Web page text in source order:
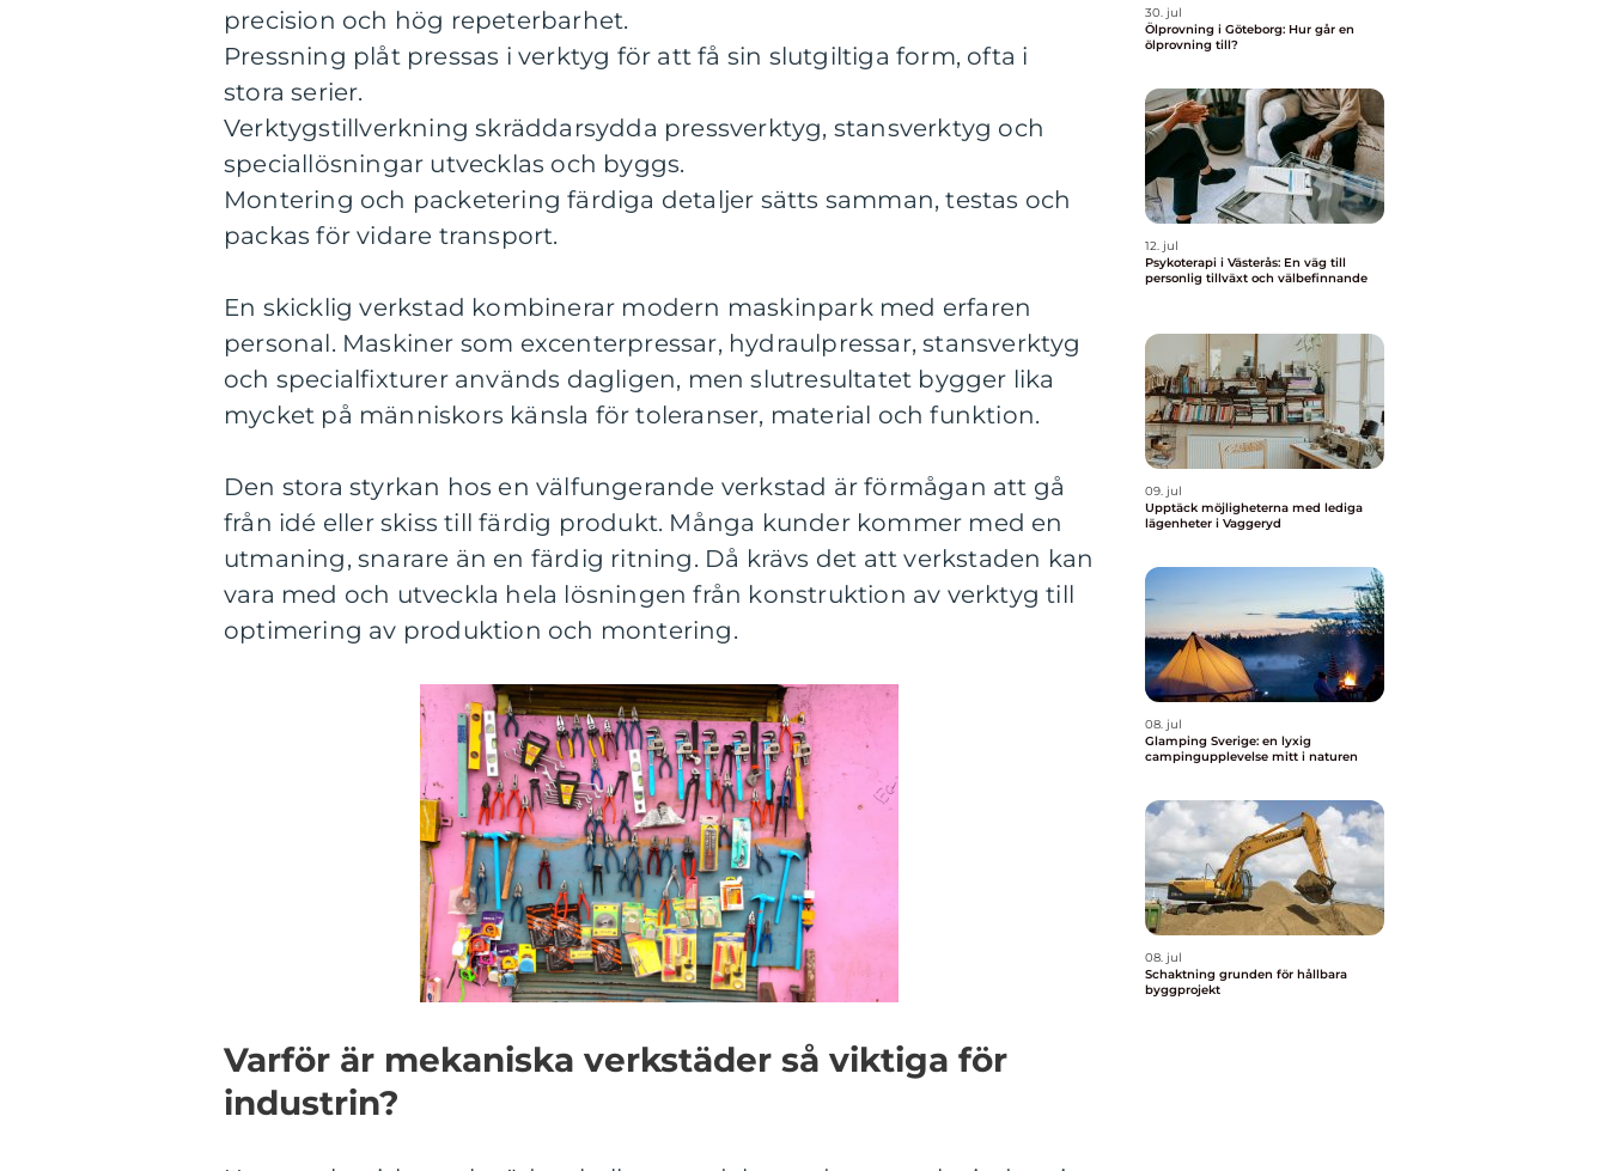
precision och hög repeterbarhet.
Pressning plåt pressas i verktyg för att få sin slutgiltiga form, ofta i
stora serier.
Verktygstillverkning skräddarsydda pressverktyg, stansverktyg och
speciallösningar utvecklas och byggs.
Montering och packetering färdiga detaljer sätts samman, testas och
packas för vidare transport.
En skicklig verkstad kombinerar modern maskinpark med erfaren
personal. Maskiner som excenterpressar, hydraulpressar, stansverktyg
och specialfixturer används dagligen, men slutresultatet bygger lika
mycket på människors känsla för toleranser, material och funktion.
Den stora styrkan hos en välfungerande verkstad är förmågan att gå
från idé eller skiss till färdig produkt. Många kunder kommer med en
utmaning, snarare än en färdig ritning. Då krävs det att verkstaden kan
vara med och utveckla hela lösningen från konstruktion av verktyg till
optimering av produktion och montering.
Varför är mekaniska verkstäder så viktiga för
industrin?
30. jul
Ölprovning i Göteborg: Hur går en
ölprovning till?
12. jul
Psykoterapi i Västerås: En väg till
personlig tillväxt och välbefinnande
09. jul
Upptäck möjligheterna med lediga
lägenheter i Vaggeryd
08. jul
Glamping Sverige: en lyxig
campingupplevelse mitt i naturen
08. jul
Schaktning grunden för hållbara
byggprojekt